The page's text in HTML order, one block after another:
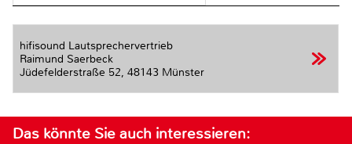
hifisound Lautsprechervertrieb
Raimund Saerbeck
Jüdefelderstraße 52, 48143 Münster
Das könnte Sie auch interessieren: